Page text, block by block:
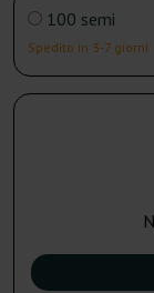
100 semi
Spedito in 3-7 giorni